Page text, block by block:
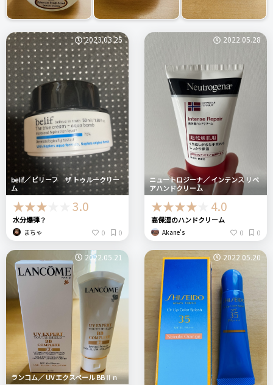
2023.03.25
belif／ ビリーフ ザ トゥルークリー
ム
3.0
水分爆弾？
まちゃ 0 0
2022.05.28
ニュートロジーナ／ インテンス リペ
アハンドクリーム
4.0
高保湿のハンドクリーム
Akane’s 0 0
2022.05.21
ランコム／ UV エクスペール BBⅡ n
2022.05.20